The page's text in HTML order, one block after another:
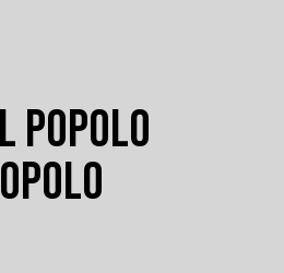
POPOLO